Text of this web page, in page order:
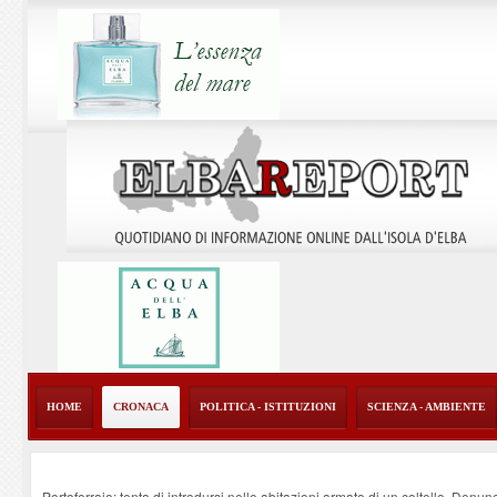
HOME CRONACA POLITICA - ISTITUZIONI SCIENZA - AMBIENTE